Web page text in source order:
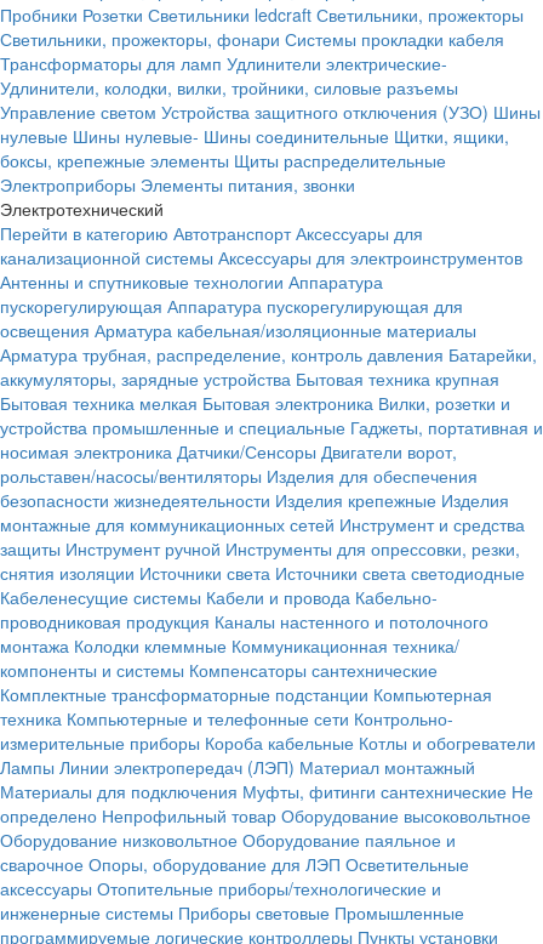
Пробники Розетки Светильники ledcraft Светильники, прожекторы
Светильники, прожекторы, фонари Системы прокладки кабеля
Трансформаторы для ламп Удлинители электрические-
Удлинители, колодки, вилки, тройники, силовые разъемы
Управление светом Устройства защитного отключения (УЗО) Шины
нулевые Шины нулевые- Шины соединительные Щитки, ящики,
боксы, крепежные элементы Щиты распределительные
Электроприборы Элементы питания, звонки
Электротехнический
Перейти в категорию Автотранспорт Аксессуары для
канализационной системы Аксессуары для электроинструментов
Антенны и спутниковые технологии Аппаратура
пускорегулирующая Аппаратура пускорегулирующая для
освещения Арматура кабельная/изоляционные материалы
Арматура трубная, распределение, контроль давления Батарейки,
аккумуляторы, зарядные устройства Бытовая техника крупная
Бытовая техника мелкая Бытовая электроника Вилки, розетки и
устройства промышленные и специальные Гаджеты, портативная и
носимая электроника Датчики/Сенсоры Двигатели ворот,
рольставен/насосы/вентиляторы Изделия для обеспечения
безопасности жизнедеятельности Изделия крепежные Изделия
монтажные для коммуникационных сетей Инструмент и средства
защиты Инструмент ручной Инструменты для опрессовки, резки,
снятия изоляции Источники света Источники света светодиодные
Кабеленесущие системы Кабели и провода Кабельно-
проводниковая продукция Каналы настенного и потолочного
монтажа Колодки клеммные Коммуникационная техника/
компоненты и системы Компенсаторы сантехнические
Комплектные трансформаторные подстанции Компьютерная
техника Компьютерные и телефонные сети Контрольно-
измерительные приборы Короба кабельные Котлы и обогреватели
Лампы Линии электропередач (ЛЭП) Материал монтажный
Материалы для подключения Муфты, фитинги сантехнические Не
определено Непрофильный товар Оборудование высоковольтное
Оборудование низковольтное Оборудование паяльное и
сварочное Опоры, оборудование для ЛЭП Осветительные
аксессуары Отопительные приборы/технологические и
инженерные системы Приборы световые Промышленные
программируемые логические контроллеры Пункты установки